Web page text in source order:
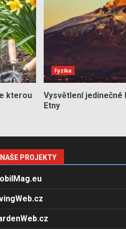
kterou
Fyzika
Vysvětlení jedinečné
Etny
NAŠE PROJEKTY